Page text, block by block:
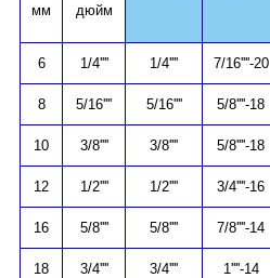
мм дюйм
6 1/4'''' 1/4'''' 7/16''''-20
8 5/16'''' 5/16'''' 5/8''''-18
10 3/8'''' 3/8'''' 5/8''''-18
12 1/2'''' 1/2'''' 3/4''''-16
16 5/8'''' 5/8'''' 7/8''''-14
18 3/4'''' 3/4'''' 1''''-14